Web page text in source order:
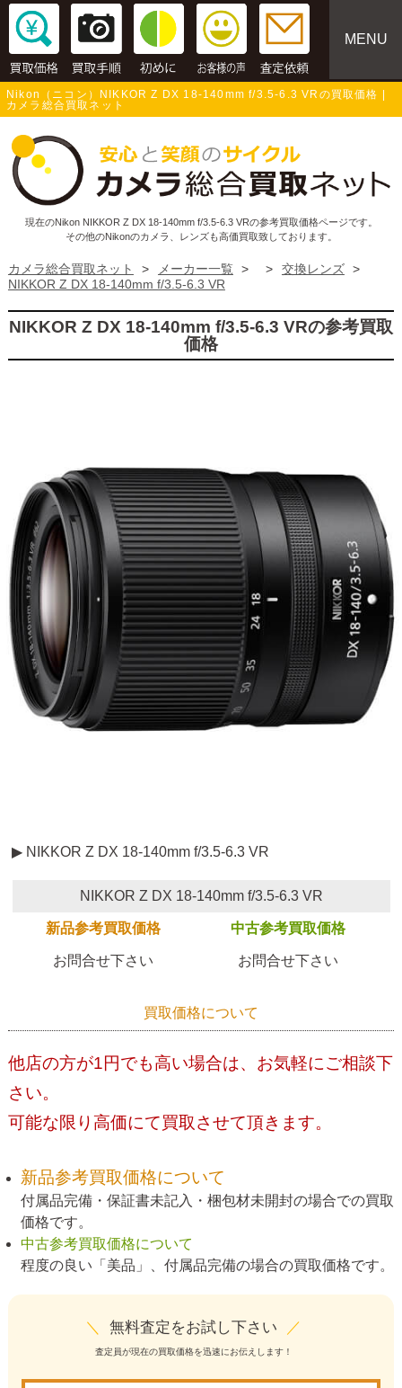
MENU
Nikon（ニコン）NIKKOR Z DX 18-140mm f/3.5-6.3 VRの買取価格 |
カメラ総合買取ネット
現在のNikon NIKKOR Z DX 18-140mm f/3.5-6.3 VRの参考買取価格ページです。
その他のNikonのカメラ、レンズも高価買取致しております。
カメラ総合買取ネット > メーカー一覧 > > 交換レンズ >
NIKKOR Z DX 18-140mm f/3.5-6.3 VR
NIKKOR Z DX 18-140mm f/3.5-6.3 VRの参考買取
価格
▶ NIKKOR Z DX 18-140mm f/3.5-6.3 VR
NIKKOR Z DX 18-140mm f/3.5-6.3 VR
新品参考買取価格 中古参考買取価格
お問合せ下さい お問合せ下さい
買取価格について
他店の方が1円でも高い場合は、お気軽にご相談下
さい。
可能な限り高価にて買取させて頂きます。
新品参考買取価格について
付属品完備・保証書未記入・梱包材未開封の場合での買取
価格です。
中古参考買取価格について
程度の良い「美品」、付属品完備の場合の買取価格です。
＼ 無料査定をお試し下さい ／
査定員が現在の買取価格を迅速にお伝えします！